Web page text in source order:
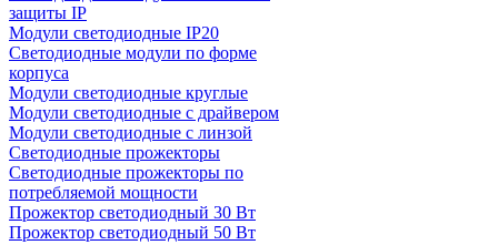
защиты IP
Модули светодиодные IP20
Светодиодные модули по форме
корпуса
Модули светодиодные круглые
Модули светодиодные с драйвером
Модули светодиодные с линзой
Светодиодные прожекторы
Светодиодные прожекторы по
потребляемой мощности
Прожектор светодиодный 30 Вт
Прожектор светодиодный 50 Вт